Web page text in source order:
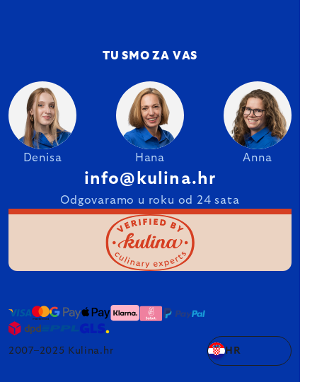
TU SMO ZA VAS
Denisa Hana Anna
info@kulina.hr
Odgovaramo u roku od 24 sata
2007–2025 Kulina.hr HR